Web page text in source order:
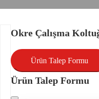
Okre Çalışma
Ürün Talep Formu
Ürün Talep Formu